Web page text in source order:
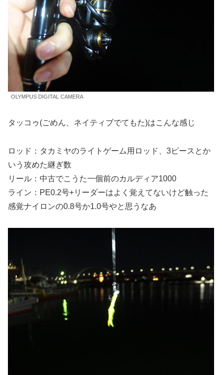
OLYMPUS DIGITAL CAMERA
タッコゥ(ごめん、ネイティブでてもた)はこんな感じ
ロッド：タカミヤのライトゲーム用ロッド、3ピースとか
いう攻めた継ぎ数
リール：中古でこうた一個前のカルディア1000
ライン：PE0.2号+リーダーはよく覚えてないけど触った
感覚ナイロンの0.8号か1.0号やと思うなあ